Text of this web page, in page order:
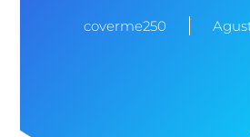
coverme250